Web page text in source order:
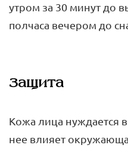
утром за 30 минут до
полчаса вечером до
Защита
Кожа лица нуждается
нее влияет